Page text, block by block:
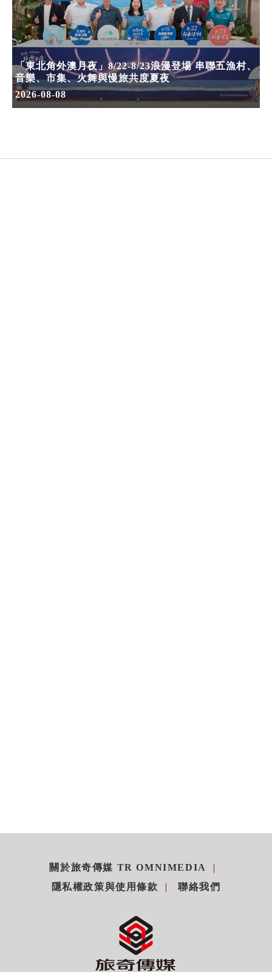
「東北角外澳月夜」8/22-8/23浪漫登場 串聯五漁村、
音樂、市集、火舞與慢旅共度夏夜
2026-08-08
關於旅奇傳媒 TR OMNIMEDIA
隱私權政策與使用條款
聯絡我們